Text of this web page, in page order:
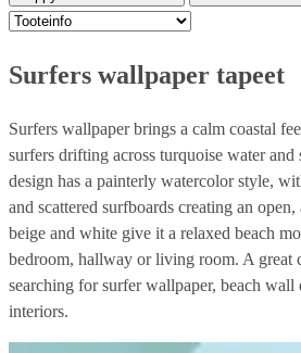
Surfers wallpaper tapeet
Surfers wallpaper brings a calm coastal
surfers drifting across turquoise water and
design has a painterly watercolor style,
and scattered surfboards creating an
beige and white give it a relaxed beach
bedroom, hallway or living room. A great
searching for surfer wallpaper, beach wall
interiors.